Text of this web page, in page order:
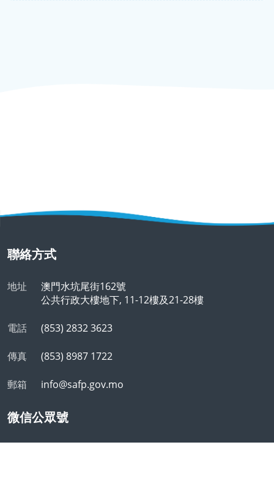
聯絡方式
地址
澳門水坑尾街162號
公共行政大樓地下, 11-12樓及21-28樓
電話 (853) 2832 3623
傳真 (853) 8987 1722
郵箱 info@safp.gov.mo
微信公眾號